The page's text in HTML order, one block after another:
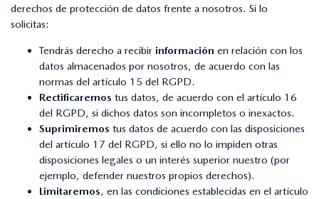
derechos de protección de datos frente a nosotros. Si lo
solicitas:
Tendrás derecho a recibir información en relación con los
datos almacenados por nosotros, de acuerdo con las
normas del artículo 15 del RGPD.
Rectificaremos tus datos, de acuerdo con el artículo 16
del RGPD, si dichos datos son incompletos o inexactos.
Suprimiremos tus datos de acuerdo con las disposiciones
del artículo 17 del RGPD, si ello no lo impiden otras
disposiciones legales o un interés superior nuestro (por
ejemplo, defender nuestros propios derechos).
Limitaremos, en las condiciones establecidas en el artículo